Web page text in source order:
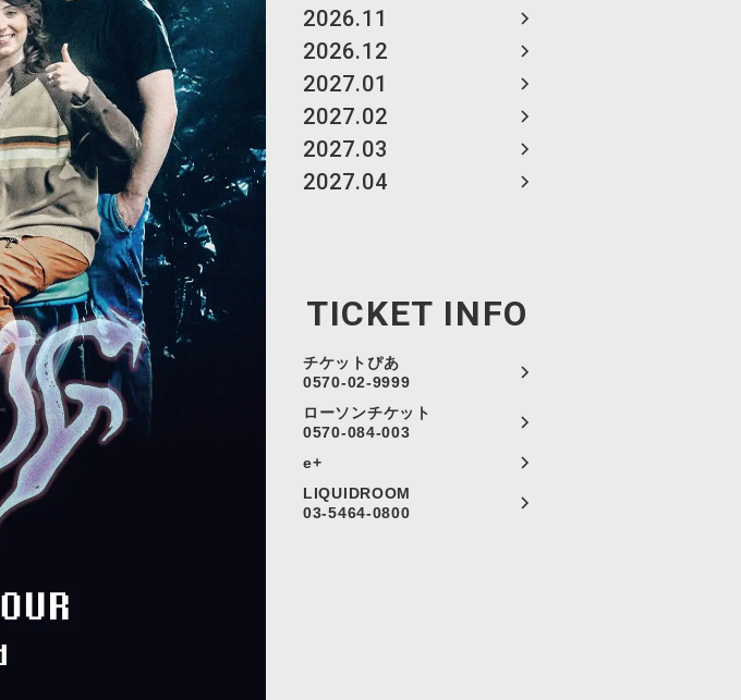
2026.11
2026.12
2027.01
2027.02
2027.03
2027.04
TICKET INFO
チケットぴあ
0570-02-9999
ローソンチケット
0570-084-003
e+
LIQUIDROOM
03-5464-0800